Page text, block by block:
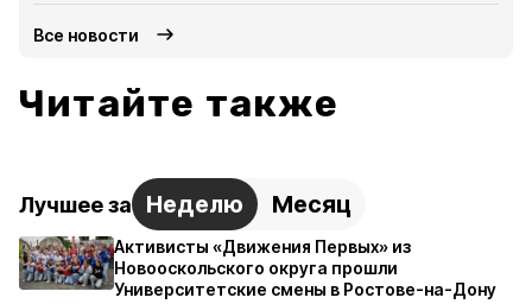
Все новости
Читайте также
Лучшее за Неделю Месяц
Активисты «Движения Первых» из
Новооскольского округа прошли
Университетские смены в Ростове-на-Дону